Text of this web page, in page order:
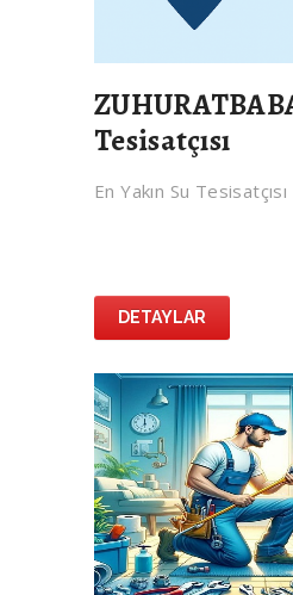
Tesisatçısı
En Yakın Su Tesisatçısı
DETAYLAR